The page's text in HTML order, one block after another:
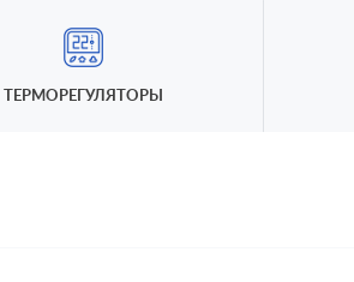
ТЕРМОРЕГУЛЯТОРЫ